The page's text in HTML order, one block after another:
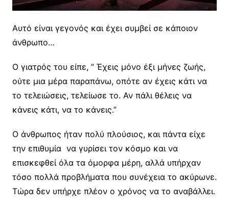
Αυτό είναι γεγονός και έχει συμβεί σε κάποιον
άνθρωπο…
Ο γιατρός του είπε, ” Έχεις μόνο έξι μήνες ζωής,
ούτε μια μέρα παραπάνω, οπότε αν έχεις κάτι να
το τελειώσεις, τελείωσε το. Αν πάλι θέλεις να
κάνεις κάτι, να το κάνεις.”
Ο άνθρωπος ήταν πολύ πλούσιος, και πάντα είχε
την επιθυμία να γυρίσει τον κόσμο και να
επισκεφθεί όλα τα όμορφα μέρη, αλλά υπήρχαν
τόσο πολλά προβλήματα που συνέχεια το ακύρωνε.
Τώρα δεν υπήρχε πλέον ο χρόνος να το αναβάλλει.